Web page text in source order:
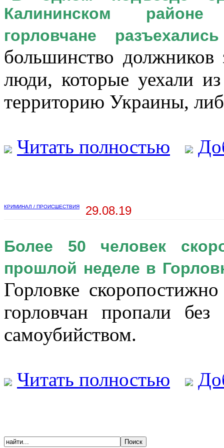
Калининском районе
горловчане
большинство
люди, которые уехали
территорию Украины,
Читать полностью
КРИМИНАЛ / ПРОИСШЕСТВИЯ 29.08.19
Более 50 человек
прошлой неделе в
Горловке
горловчан пропали
самоубийством.
Читать полностью